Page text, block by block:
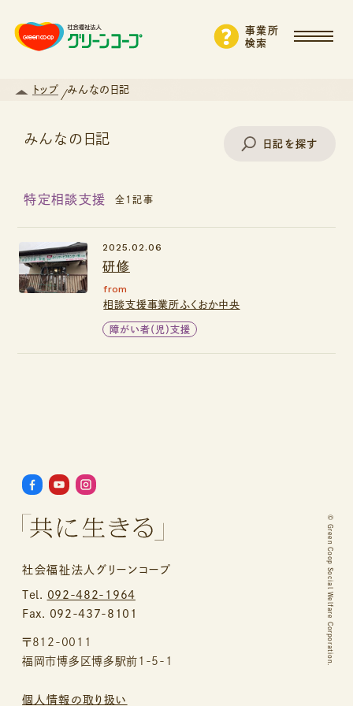
事業所
検索
トップ みんなの日記
みんなの日記 日記を探す
エリアから探す
支援・サービスから探す
特定相談支援 全1記事
研修
2025.02.06
from
相談支援事業所ふくおか中央
障がい者（児）支援
社会福祉法人グリーンコープ
Tel. 092-482-1964
Fax. 092-437-8101
〒812-0011
福岡市博多区博多駅前1-5-1
©
Green Coop Social Welfare Corporation.
個人情報の取り扱い